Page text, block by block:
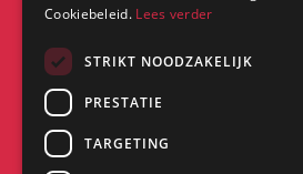
8448 CC
Cookiebeleid. Lees verder
STRIKT NOODZAKELIJK
PRESTATIE
TARGETING